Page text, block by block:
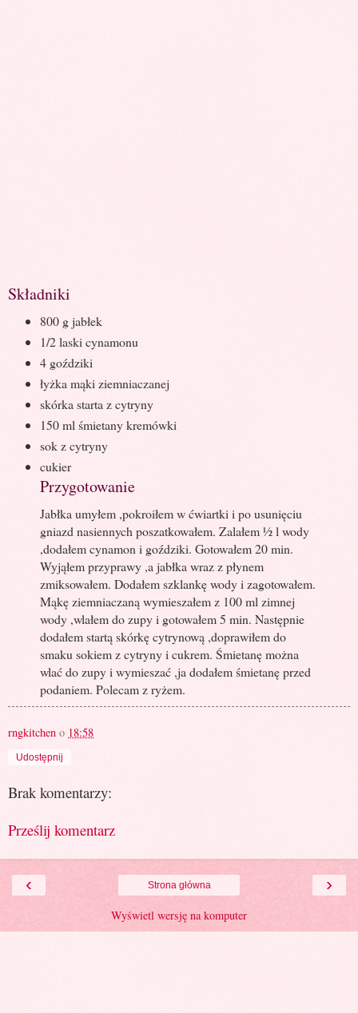
Składniki
800 g jabłek
1/2 laski cynamonu
4 goździki
łyżka mąki ziemniaczanej
skórka starta z cytryny
150 ml śmietany kremówki
sok z cytryny
cukier
Przygotowanie
Jabłka umyłem ,pokroiłem w ćwiartki i po usunięciu
gniazd nasiennych poszatkowałem. Zalałem ½ l wody
,dodałem cynamon i goździki. Gotowałem 20 min.
Wyjąłem przyprawy ,a jabłka wraz z płynem
zmiksowałem. Dodałem szklankę wody i zagotowałem.
Mąkę ziemniaczaną wymieszałem z 100 ml zimnej
wody ,wlałem do zupy i gotowałem 5 min. Następnie
dodałem startą skórkę cytrynową ,doprawiłem do
smaku sokiem z cytryny i cukrem. Śmietanę można
wlać do zupy i wymieszać ,ja dodałem śmietanę przed
podaniem. Polecam z ryżem.
rngkitchen o 18:58
Udostępnij
Brak komentarzy:
Prześlij komentarz
‹ ›
Strona główna
Wyświetl wersję na komputer